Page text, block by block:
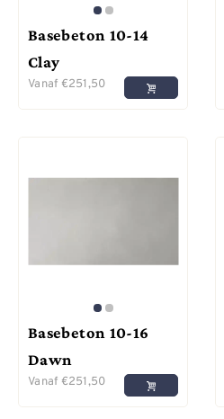
Basebeton 10-14
Clay
Vanaf €251,50
Basebeton 10-16
Dawn
Vanaf €251,50